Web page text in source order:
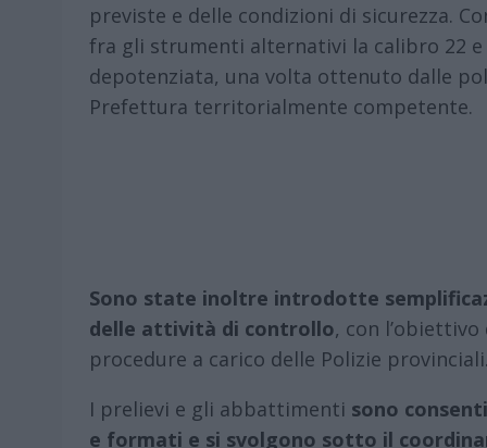
previste e delle condizioni di sicurezza.
fra gli strumenti alternativi la calibro 22
depotenziata, una volta ottenuto dalle
Prefettura territorialmente competente.
Sono state inoltre introdotte
delle attività di controllo, con
procedure a carico delle Polizie provinciali.
I prelievi e gli abbattimenti sono
e formati e si svolgono sotto il